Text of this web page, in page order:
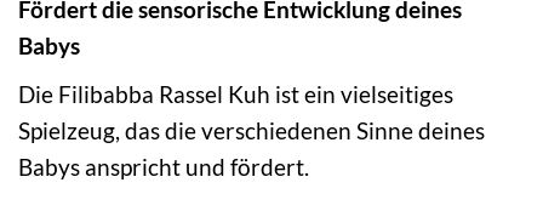
Fördert die sensorische Entwicklung deines
Babys
Die Filibabba Rassel Kuh ist ein vielseitiges
Spielzeug, das die verschiedenen Sinne deines
Babys anspricht und fördert.